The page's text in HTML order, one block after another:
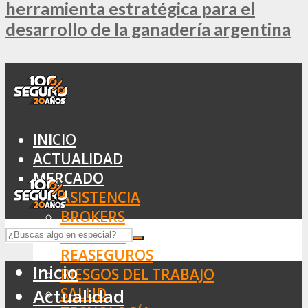
herramienta estratégica para el
desarrollo de la ganadería argentina
INICIO
ACTUALIDAD
MERCADO
ASISTENCIA
BROKERS
SEGUROS
REASEGUROS
RIESGOS DEL TRABAJO
SALUD
Inicio
Actualidad